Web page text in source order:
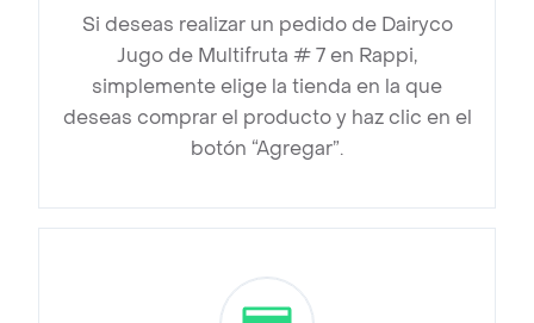
Si deseas realizar un pedido de Dairyco
Jugo de Multifruta # 7 en Rappi,
simplemente elige la tienda en la que
deseas comprar el producto y haz clic en el
botón “Agregar”.